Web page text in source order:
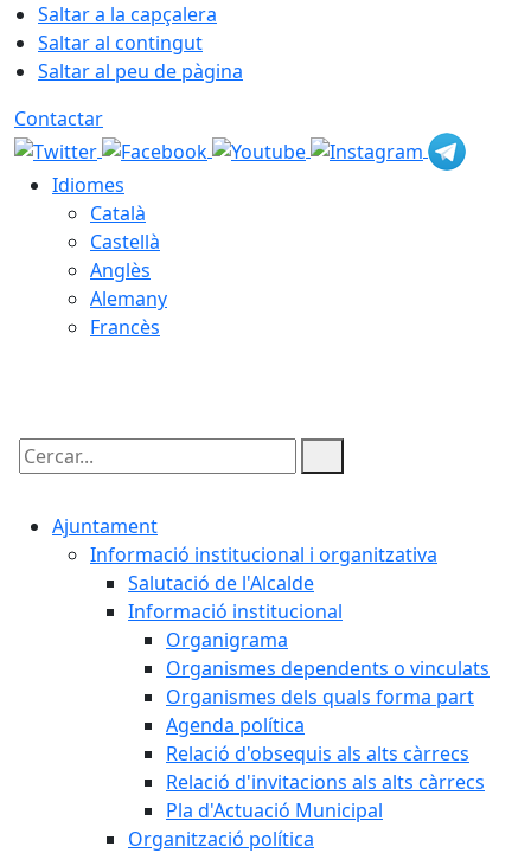
Saltar a la capçalera
Saltar al contingut
Saltar al peu de pàgina
Contactar
Idiomes
Català
Castellà
Anglès
Alemany
Francès
Cercar:
Ajuntament
Informació institucional i organitzativa
Salutació de l'Alcalde
Informació institucional
Organigrama
Organismes dependents o vinculats
Organismes dels quals forma part
Agenda política
Relació d'obsequis als alts càrrecs
Relació d'invitacions als alts càrrecs
Pla d'Actuació Municipal
Organització política